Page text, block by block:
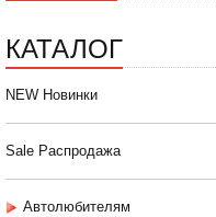
КАТАЛОГ
NEW Новинки
Sale Распродажа
Автолюбителям